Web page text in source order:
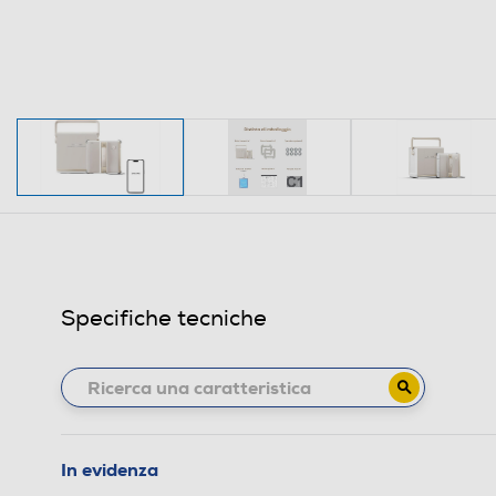
Specifiche tecniche
In evidenza